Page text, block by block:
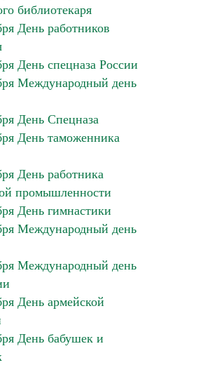
библиотекаря
День работников
День спецназа России
Международный день
День Спецназа
День таможенника
День работника
промышленности
День гимнастики
Международный день
Международный день
День армейской
День бабушек и